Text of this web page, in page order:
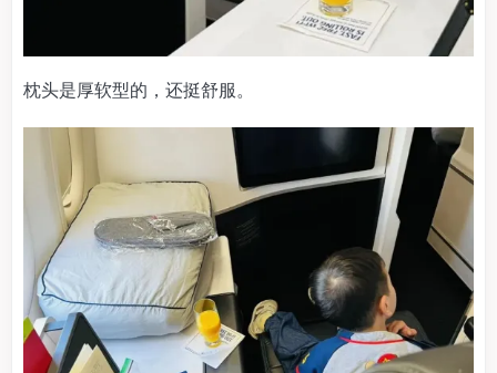
枕头是厚软型的，还挺舒服。